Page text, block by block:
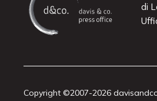
di
Copyright ©2007-2026